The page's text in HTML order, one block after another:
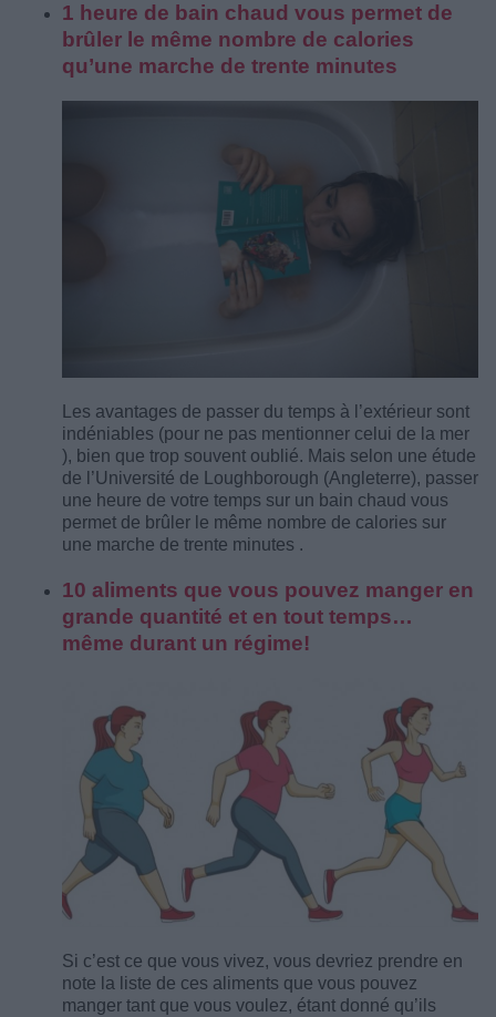
1 heure de bain chaud vous permet de
brûler le même nombre de calories
qu’une marche de trente minutes
Les avantages de passer du temps à l’extérieur sont
indéniables (pour ne pas mentionner celui de la mer
), bien que trop souvent oublié. Mais selon une étude
de l’Université de Loughborough (Angleterre), passer
une heure de votre temps sur un bain chaud vous
permet de brûler le même nombre de calories sur
une marche de trente minutes .
10 aliments que vous pouvez manger en
grande quantité et en tout temps…
même durant un régime!
Si c’est ce que vous vivez, vous devriez prendre en
note la liste de ces aliments que vous pouvez
manger tant que vous voulez, étant donné qu’ils